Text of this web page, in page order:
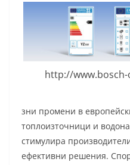
http://
зни промени в
топлоизточници и
стимулира
ефективни решения.